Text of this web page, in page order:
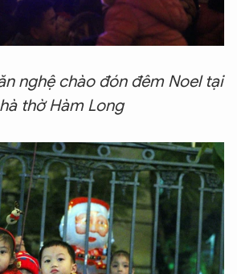
nghệ chào đón đêm Noel tại
thờ Hàm Long
CHATBOT CỦA